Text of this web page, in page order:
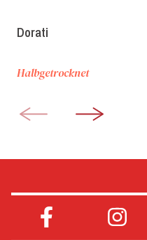
Dorati
Halbgetrocknet